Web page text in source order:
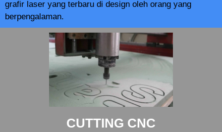
grafir laser yang terbaru di design oleh orang yang
berpengalaman.
CUTTING CNC